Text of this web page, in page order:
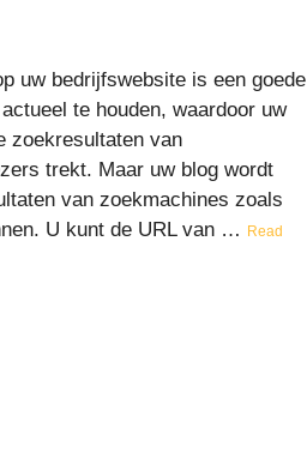
uw bedrijfswebsite is een goede
te houden, waardoor uw
zoekresultaten van
trekt. Maar uw blog wordt
van zoekmachines zoals
U kunt de URL van … Read